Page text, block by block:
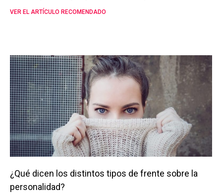
VER EL ARTÍCULO RECOMENDADO
¿Qué dicen los distintos tipos de frente sobre la
personalidad?